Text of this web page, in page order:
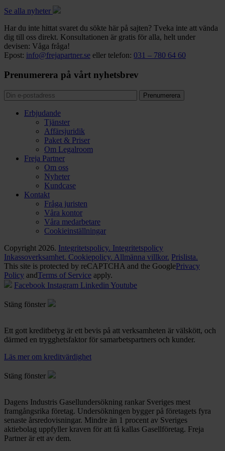
Se alla nyheter
Har du inte hittat svaret du sökte här på sajten? Tveka inte att vända
dig till oss direkt. Konsultationen är gratis för alla, helt under
devisen: Våga fråga!
Epost: info@frejapartner.se eller telefon: 031 – 780 64 60
Prenumerera på vårt nyhetsbrev
Erbjudande
Tjänster
Affärsjuridik
Paket & Priser
Om Legalroom
Freja Partner
Om oss
Nyheter
Kundcase
Kontakt
Fråga juristen
Våra kontor
Våra medarbetare
Cookieinställningar
Copyright 2026. Integritetspolicy. Integritetspolicy
Inkassoverksamhet. Cookiepolicy. Allmänna villkor. Prislista.
This site is protected by reCAPTCHA and the GooglePrivacy
Policy andTerms of Service apply.
Facebook Instagram Linkedin Youtube
Stäng fönster
Ett gott kreditbetyg är ett bevis på att verksamheten är välskött, och
därmed en trygghetsfaktor för samarbetspartners och kunder.
Läs mer om kreditvärdighet
Stäng fönster
Dagens Industris Gasellundersökning rankar Sveriges mest
framgångsrika företag. Undersökningen bygger på företagets fyra
senaste årsredovisningar. Mindre än 1 procent av Sveriges
aktiebolag uppfyller kraven för att få kallas Gasellföretag. Freja
Partner är ett av dem.